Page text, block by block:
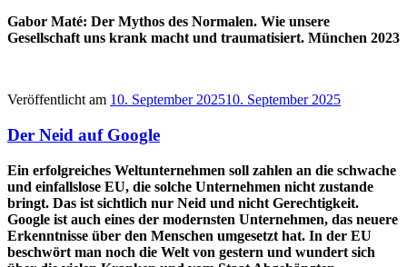
Gabor Maté: Der Mythos des Normalen. Wie unsere
Gesellschaft uns krank macht und traumatisiert. München 2023
Veröffentlicht am 10. September 202510. September 2025
Der Neid auf Google
Ein erfolgreiches Weltunternehmen soll zahlen an die schwache
und einfallslose EU, die solche Unternehmen nicht zustande
bringt. Das ist sichtlich nur Neid und nicht Gerechtigkeit.
Google ist auch eines der modernsten Unternehmen, das neuere
Erkenntnisse über den Menschen umgesetzt hat. In der EU
beschwört man noch die Welt von gestern und wundert sich